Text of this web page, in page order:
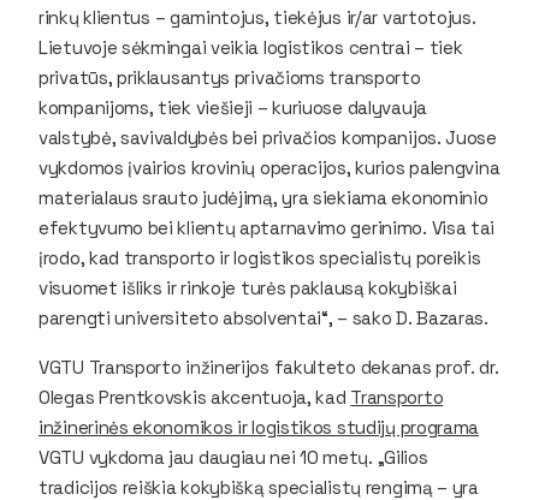
rinkų klientus – gamintojus, tiekėjus ir/ar vartotojus.
Lietuvoje sėkmingai veikia logistikos centrai – tiek
privatūs, priklausantys privačioms transporto
kompanijoms, tiek viešieji – kuriuose dalyvauja
valstybė, savivaldybės bei privačios kompanijos. Juose
vykdomos įvairios krovinių operacijos, kurios palengvina
materialaus srauto judėjimą, yra siekiama ekonominio
efektyvumo bei klientų aptarnavimo gerinimo. Visa tai
įrodo, kad transporto ir logistikos specialistų poreikis
visuomet išliks ir rinkoje turės paklausą kokybiškai
parengti universiteto absolventai“, – sako D. Bazaras.
VGTU Transporto inžinerijos fakulteto dekanas prof. dr.
Olegas Prentkovskis akcentuoja, kad Transporto
inžinerinės ekonomikos ir logistikos studijų programa
VGTU vykdoma jau daugiau nei 10 metų. „Gilios
tradicijos reiškia kokybišką specialistų rengimą – yra